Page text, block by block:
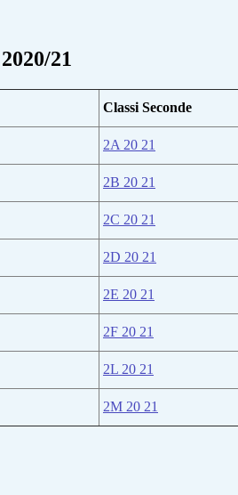
21
Classi Seconde
2A 20 21
2B 20 21
2C 20 21
2D 20 21
2E 20 21
2F 20 21
2L 20 21
2M 20 21